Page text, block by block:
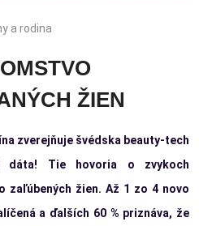
a rodina
ŽIEN
zverejňuje švédska beauty-tech
dáta! Tie hovoria o zvykoch
zaľúbených žien. Až 1 zo 4 novo
a ďalších 60 % priznáva, že